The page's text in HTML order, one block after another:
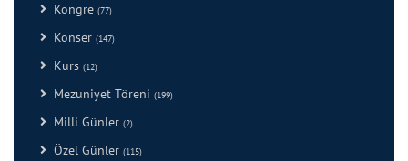
Kongre (77)
Konser (147)
Kurs (12)
Mezuniyet Töreni (199)
Milli Günler (2)
Özel Günler (115)